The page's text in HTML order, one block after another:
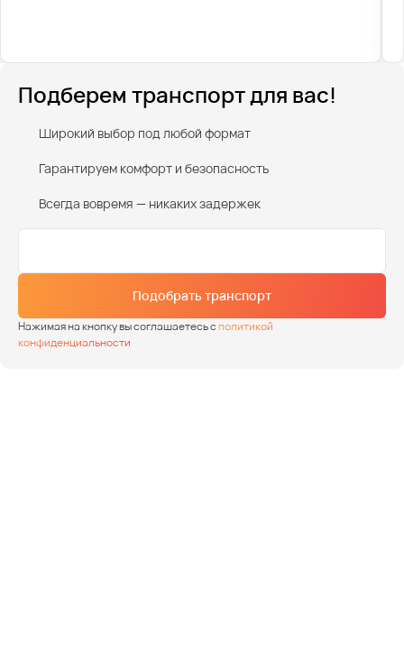
Подберем транспорт для вас!
Широкий выбор под любой формат
Гарантируем комфорт и безопасность
Всегда вовремя — никаких задержек
Подобрать транспорт
Нажимая на кнопку вы соглашаетесь сполитикой
конфиденциальности